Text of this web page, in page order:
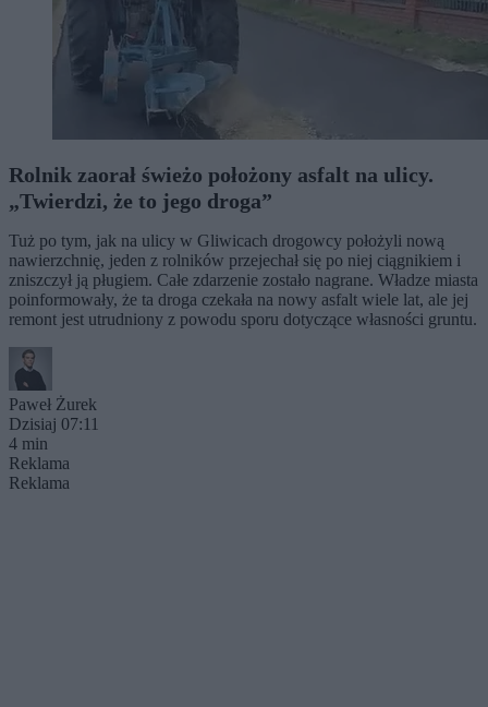
Rolnik zaorał świeżo położony asfalt na ulicy.
„Twierdzi, że to jego droga”
Tuż po tym, jak na ulicy w Gliwicach drogowcy położyli nową
nawierzchnię, jeden z rolników przejechał się po niej ciągnikiem i
zniszczył ją pługiem. Całe zdarzenie zostało nagrane. Władze miasta
poinformowały, że ta droga czekała na nowy asfalt wiele lat, ale jej
remont jest utrudniony z powodu sporu dotyczące własności gruntu.
Paweł Żurek
Dzisiaj 07:11
4 min
Reklama
Reklama